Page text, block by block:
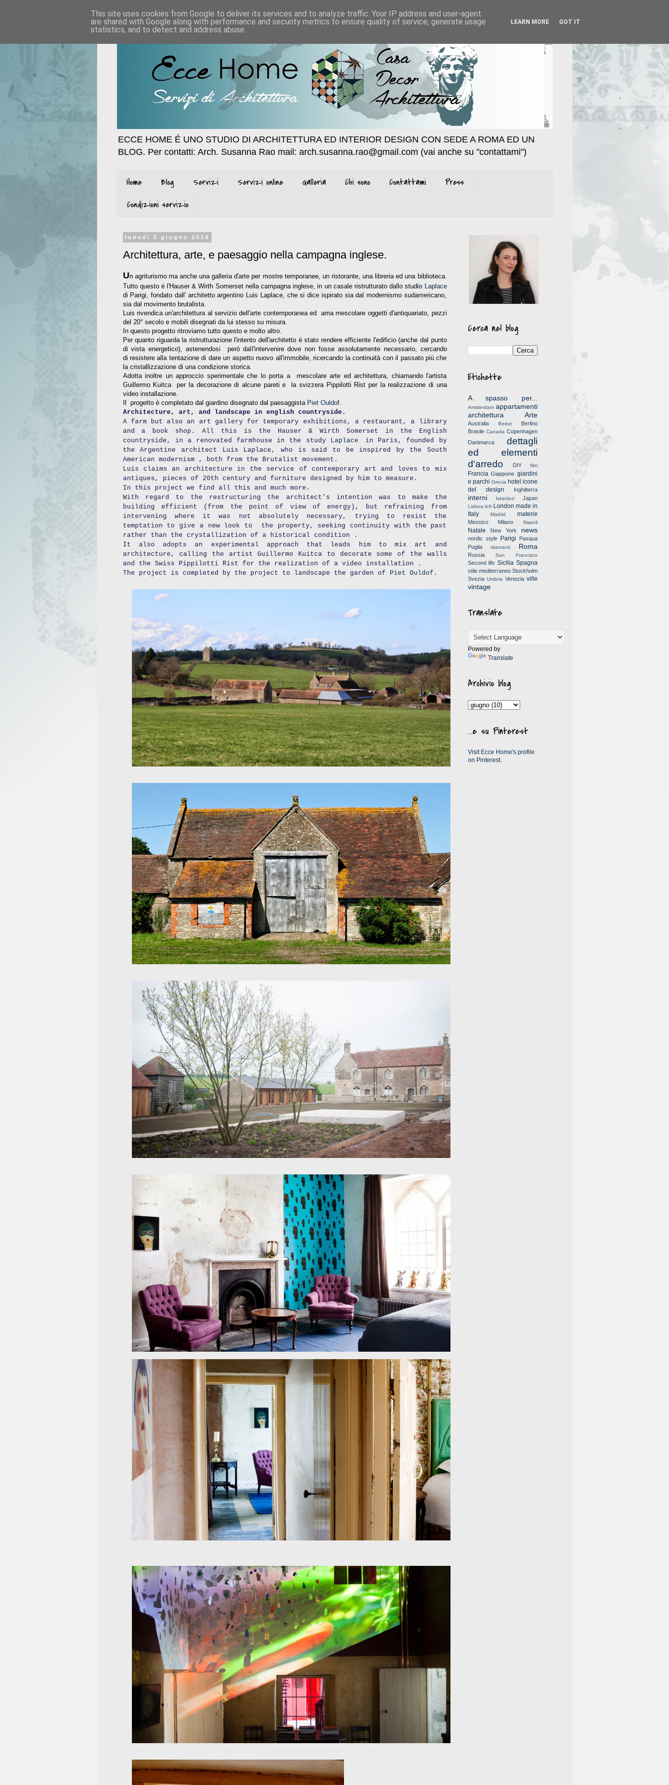
ECCE HOME É UNO STUDIO DI ARCHITETTURA ED INTERIOR DESIGN CON SEDE A ROMA ED UN
BLOG. Per contatti: Arch. Susanna Rao mail: arch.susanna.rao@gmail.com (vai anche su "contattami")
Home Blog Servizi Servizi online Galleria Chi sono Contattami
Press
Condizioni servizio
lunedì 2 giugno 2014
Architettura, arte, e paesaggio nella campagna inglese.
Un agriturismo ma anche una galleria d'arte per mostre temporanee, un ristorante, una libreria ed una biblioteca.
Tutto questo è l'Hauser & Wirth Somerset nella campagna inglese, in un casale ristrutturato dallo studio
Laplace
di Parigi, fondato dall' architetto argentino Luis Laplace, che si dice ispirato sia dal modernismo sudamericano,
sia dal movimento brutalista.
Luis rivendica un'architettura al servizio dell'arte contemporanea ed ama mescolare oggetti d'antiquariato, pezzi
del 20° secolo e mobili disegnati da lui stesso su misura.
In questo progetto ritroviamo tutto questo e molto altro.
Per quanto riguarda la ristrutturazione l'intento dell'architetto è stato rendere efficiente l'edificio (anche dal punto
di vista energetico), astenendosi però dall'intervenire dove non fosse assolutamente necessario, cercando
di resistere alla tentazione di dare un aspetto nuovo all'immobile, ricercando la continuità con il passato più che
la cristallizzazione di una condizione storica.
Adotta inoltre un approccio sperimentale che lo porta a mescolare arte ed architettura, chiamando l'artista
Guillermo Kuitca per la decorazione di alcune pareti e la svizzera Pippilotti Rist per la realizzazione di una
video installazione.
Il progetto è completato dal giardino disegnato dal paesaggista Piet Ouldof.
Architecture, art, and landscape in english countryside.
A farm but also an art gallery for temporary exhibitions, a restaurant, a library
and a book shop. All this is the Hauser & Wirth Somerset in the English
countryside, in a renovated farmhouse in the study
Laplace
in Paris, founded by
the Argentine architect Luis Laplace, who is said to be inspired by the South
American modernism , both from the Brutalist movement.
Luis claims an architecture in the service of contemporary art and loves to mix
antiques, pieces of 20th century and furniture designed by him to measure.
In this project we find all this and much more.
With regard to the restructuring the architect's intention was to make the
building efficient (from the point of view of energy), but refraining from
intervening where it was not absolutely necessary, trying to resist the
temptation to give a new look to the property, seeking continuity with the past
rather than the crystallization of a historical condition .
It also adopts an experimental approach that leads him to mix art and
architecture, calling the artist Guillermo Kuitca to decorate some of the walls
and the Swiss Pippilotti Rist for the realization of a video installation .
The project is completed by the project to landscape the garden of
Piet Ouldof .
Cerca nel blog
Etichette
A spasso per...
Amsterdam appartamenti
architettura
Arte
Australia Beirut
Berlino
Brasile Canada Copenhagen
Danimarca
dettagli
ed elementi
d'arredo
DIY film
Francia Giappone giardini
e parchi Grecia hotel icone
del design
Inghilterra
interni Istanbul Japan
Lisboa loft London made in
Italy
Madrid materie
Messico Milano Napoli
Natale New York news
nordic style Parigi
Pasqua
Puglia
ristoranti Roma
Russia San Francisco
Second life Sicilia Spagna
stile mediterraneo Stockholm
Svezia Umbria Venezia ville
vintage
Translate
Powered by
Translate
Archivio blog
...e su Pinterest
Visit Ecce Home's profile
on Pinterest.
This site uses cookies from Google to deliver its services and to analyze traffic. Your IP address and user-agent
are shared with Google along with performance and security metrics to ensure quality of service, generate usage
statistics, and to detect and address abuse.
LEARN MORE GOT IT